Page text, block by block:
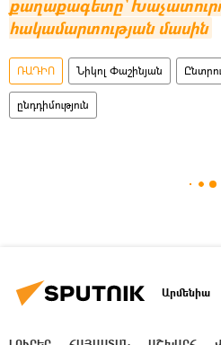
քաղաքագետը`
հակամարտության մասին
ՌԱԴԻՈ Նիկոլ Փաշինյան
ընդդիմություն
Արմենիա